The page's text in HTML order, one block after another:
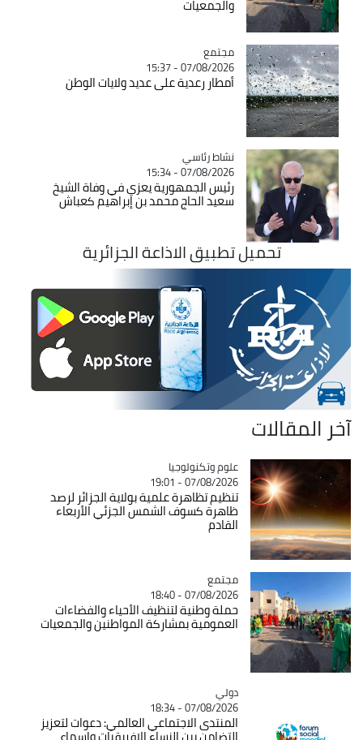
والجمعيات
Catégorie
مجتمع
07/08/2026 - 15:37
أمطار رعدية على عديد ولايات الوطن
Catégorie
نشاط رئاسي
07/08/2026 - 15:34
رئيس الجمهورية يعزي في وفاة الشيخ
سعيد الحاج محمد بن إبراهيم كعباش
تحميل تطبيق الاذاعة الجزائرية
آخر المقالات
Catégorie
علوم وتكنولوجيا
07/08/2026 - 19:01
تنظيم تظاهرة علمية بولاية الجزائر لرصد
ظاهرة كسوف الشمس الجزئي الأربعاء
القادم
Catégorie
مجتمع
07/08/2026 - 18:40
حملة وطنية لتنظيف الأحياء والفضاءات
العمومية بمشاركة المواطنين والجمعيات
Catégorie
دولي
07/08/2026 - 18:34
المنتدى الاجتماعي العالمي: دعوات لتعزيز